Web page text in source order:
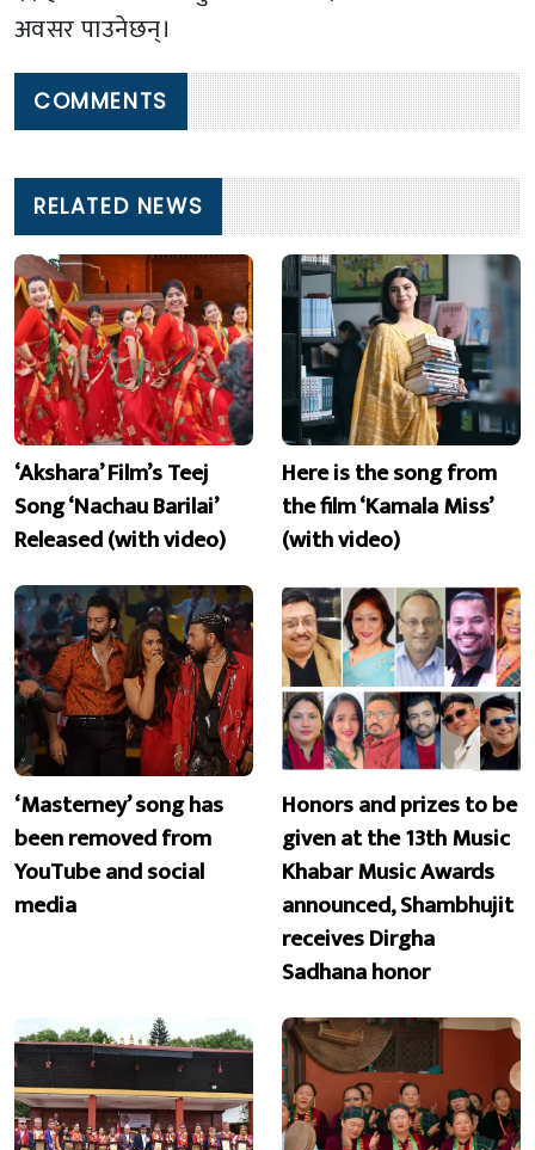
अवसर पाउनेछन्।
COMMENTS
RELATED NEWS
‘Akshara’ Film’s Teej
Song ‘Nachau Barilai’
Released (with video)
Here is the song from
the film ‘Kamala Miss’
(with video)
‘Masterney’ song has
been removed from
YouTube and social
media
Honors and prizes to be
given at the 13th Music
Khabar Music Awards
announced, Shambhujit
receives Dirgha
Sadhana honor